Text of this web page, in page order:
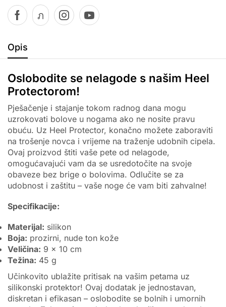
Opis
Oslobodite se nelagode s našim Heel
Protectorom!
Pješačenje i stajanje tokom radnog dana mogu
uzrokovati bolove u nogama ako ne nosite pravu
obuću. Uz Heel Protector, konačno možete zaboraviti
na trošenje novca i vrijeme na traženje udobnih cipela.
Ovaj proizvod štiti vaše pete od nelagode,
omogućavajući vam da se usredotočite na svoje
obaveze bez brige o bolovima. Odlučite se za
udobnost i zaštitu – vaše noge će vam biti zahvalne!
Specifikacije:
Materijal: silikon
Boja: prozirni, nude ton kože
Veličina: 9 x 10 cm
Težina: 45 g
Učinkovito ublažite pritisak na vašim petama uz
silikonski protektor! Ovaj dodatak je jednostavan,
diskretan i efikasan – oslobodite se bolnih i umornih